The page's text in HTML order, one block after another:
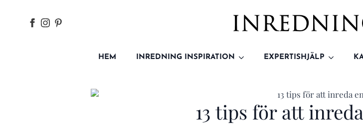
HEM INREDNING INSPIRATION EXPERTISHJÄLP
13 tips för att